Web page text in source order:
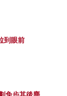
到眼前
免步其後塵